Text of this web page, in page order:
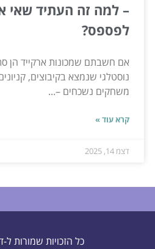
– למה זה העתיד שאי
לפספס?
אם חשבתם שמכונות ארקייד הן
נוסטלגי שנמצא בקיבוצים,
משחקים נשכחים –...
קרא עוד »
דצמ 14, 2025
כל הזכויות שמורות ל-